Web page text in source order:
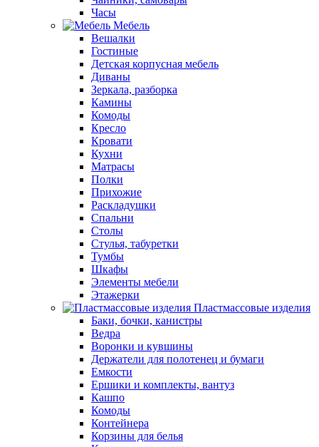
Часы
Мебель
Вешалки
Гостиные
Детская корпусная мебель
Диваны
Зеркала, разборка
Камины
Комоды
Кресло
Кровати
Кухни
Матрасы
Полки
Прихожие
Раскладушки
Спальни
Столы
Стулья, табуретки
Тумбы
Шкафы
Элементы мебели
Этажерки
Пластмассовые изделия
Баки, бочки, канистры
Ведра
Воронки и кувшины
Держатели для полотенец и бумаги
Емкости
Ершики и комплекты, вантуз
Кашпо
Комоды
Контейнера
Корзины для белья